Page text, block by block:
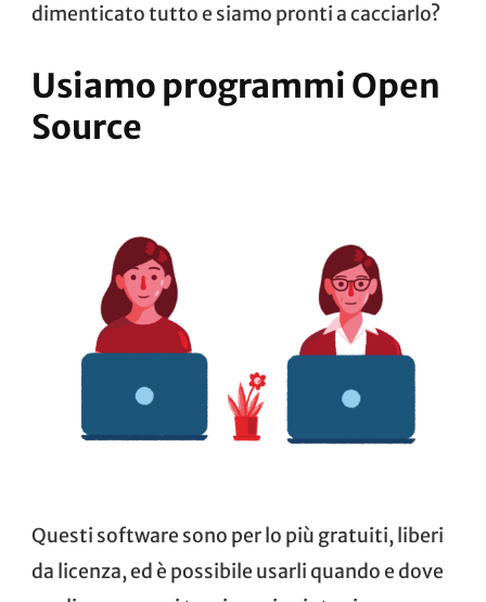
dimenticato tutto e siamo pronti a cacciarlo?
Usiamo programmi Open
Source
Questi software sono per lo più gratuiti, liberi
da licenza, ed è possibile usarli quando e dove